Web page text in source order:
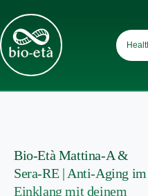
Bio-Età Mattina-A &
Sera-RE | Anti-Aging im
Einklang mit deinem